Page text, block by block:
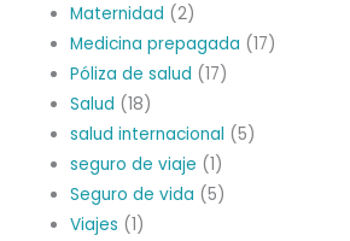
Maternidad (2)
Medicina prepagada (17)
Póliza de salud (17)
Salud (18)
salud internacional (5)
seguro de viaje (1)
Seguro de vida (5)
Viajes (1)